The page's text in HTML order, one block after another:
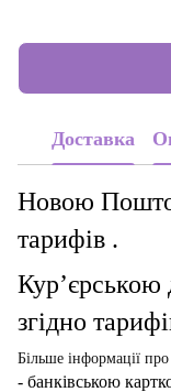
Доставка
Новою
тарифів .
Кур’єрською
згідно
Більше інформації
- банківською